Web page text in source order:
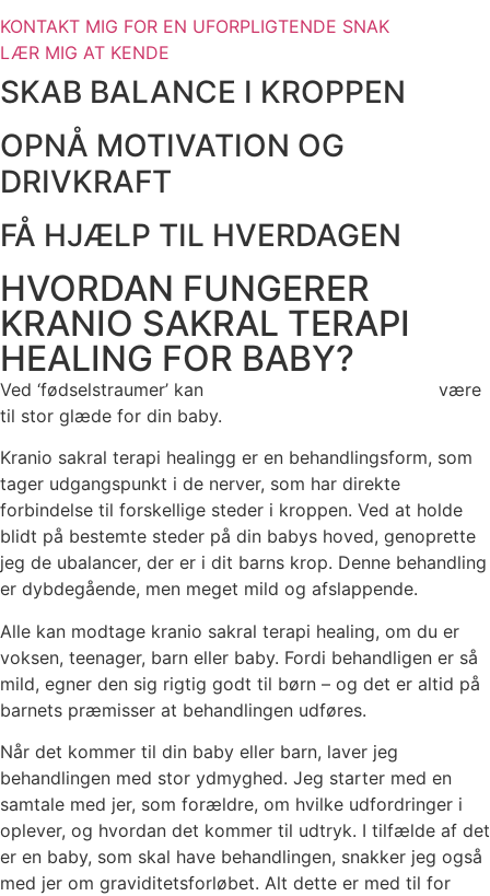
KONTAKT MIG FOR EN UFORPLIGTENDE SNAK
LÆR MIG AT KENDE
SKAB BALANCE I KROPPEN
OPNÅ MOTIVATION OG
DRIVKRAFT
FÅ HJÆLP TIL HVERDAGEN
HVORDAN FUNGERER
KRANIO SAKRAL TERAPI
HEALING FOR BABY?
Ved ‘fødselstraumer’ kan
være
til stor glæde for din baby.
Kranio sakral terapi healingg er en behandlingsform, som
tager udgangspunkt i de nerver, som har direkte
forbindelse til forskellige steder i kroppen. Ved at holde
blidt på bestemte steder på din babys hoved, genoprette
jeg de ubalancer, der er i dit barns krop. Denne behandling
er dybdegående, men meget mild og afslappende.
Alle kan modtage kranio sakral terapi healing, om du er
voksen, teenager, barn eller baby. Fordi behandligen er så
mild, egner den sig rigtig godt til børn – og det er altid på
barnets præmisser at behandlingen udføres.
Når det kommer til din baby eller barn, laver jeg
behandlingen med stor ydmyghed. Jeg starter med en
samtale med jer, som forældre, om hvilke udfordringer i
oplever, og hvordan det kommer til udtryk. I tilfælde af det
er en baby, som skal have behandlingen, snakker jeg også
med jer om graviditetsforløbet. Alt dette er med til for